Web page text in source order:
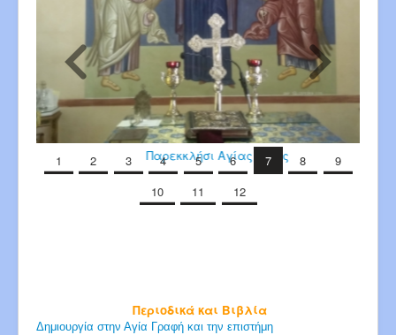
1 2 3 4 5 6 7 8
9
10
11 12
Παρεκκλήσι Αγίας Άννης
Περιοδικά και Βιβλία
Δημιουργία στην Αγία Γραφή και την επιστήμη